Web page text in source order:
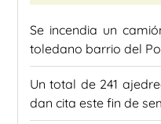
Se incendia un
toledano barrio del
Un total de 241
dan cita este fin de